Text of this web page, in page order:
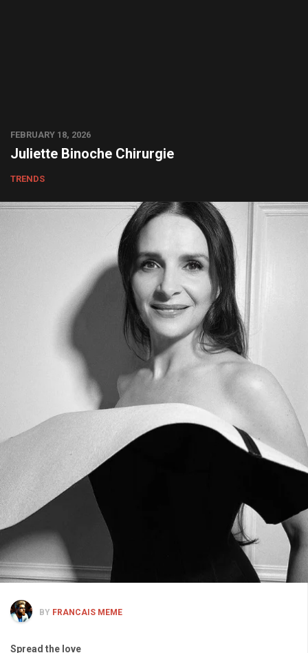
FEBRUARY 18, 2026
Juliette Binoche Chirurgie
TRENDS
BY FRANCAIS MEME
Spread the love